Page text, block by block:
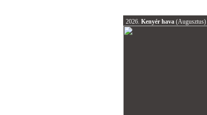
2026. Kenyér hava (Augusztus)